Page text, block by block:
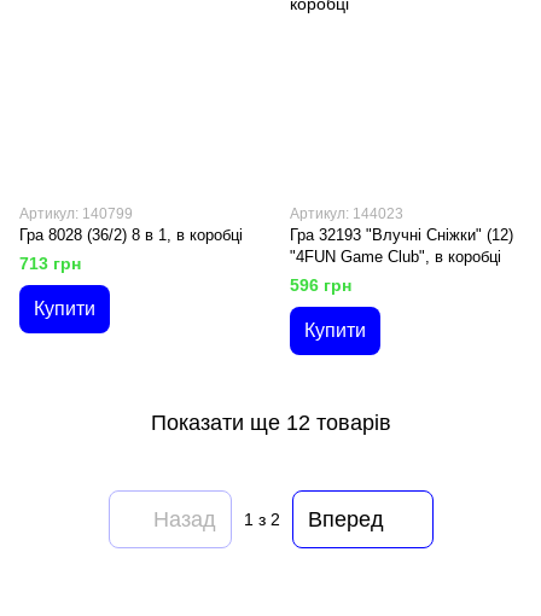
Артикул: 140799
Гра 8028 (36/2) 8 в 1, в коробці
713 грн
Купити
Артикул: 144023
Гра 32193 "Влучні Сніжки" (12)
"4FUN Game Club", в коробці
596 грн
Купити
Показати ще 12 товарів
Назад 1 з 2 Вперед